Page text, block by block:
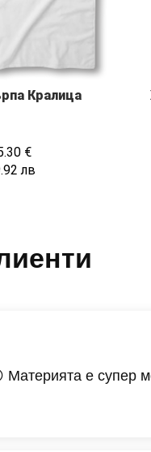
Кралица
€
лв
Материята е супер